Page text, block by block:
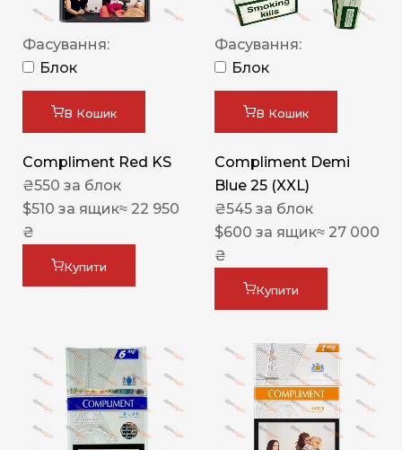
Фасування:
Блок
В Кошик
Compliment Red KS
₴550 за блок
$510 за ящик≈ 22 950
₴
Купити
Фасування:
Блок
В Кошик
Compliment Demi
Blue 25 (XXL)
₴545 за блок
$600 за ящик≈ 27 000
₴
Купити